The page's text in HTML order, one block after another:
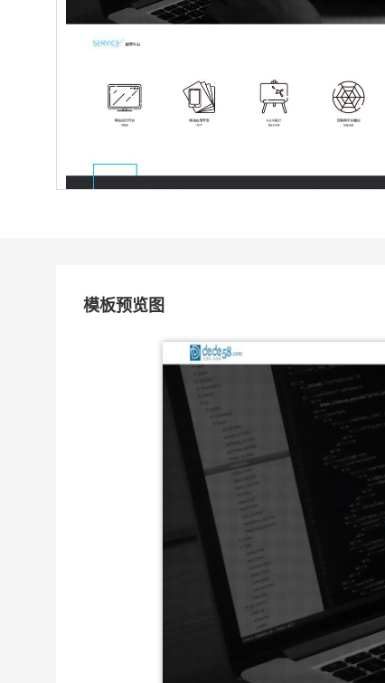
模板预览图